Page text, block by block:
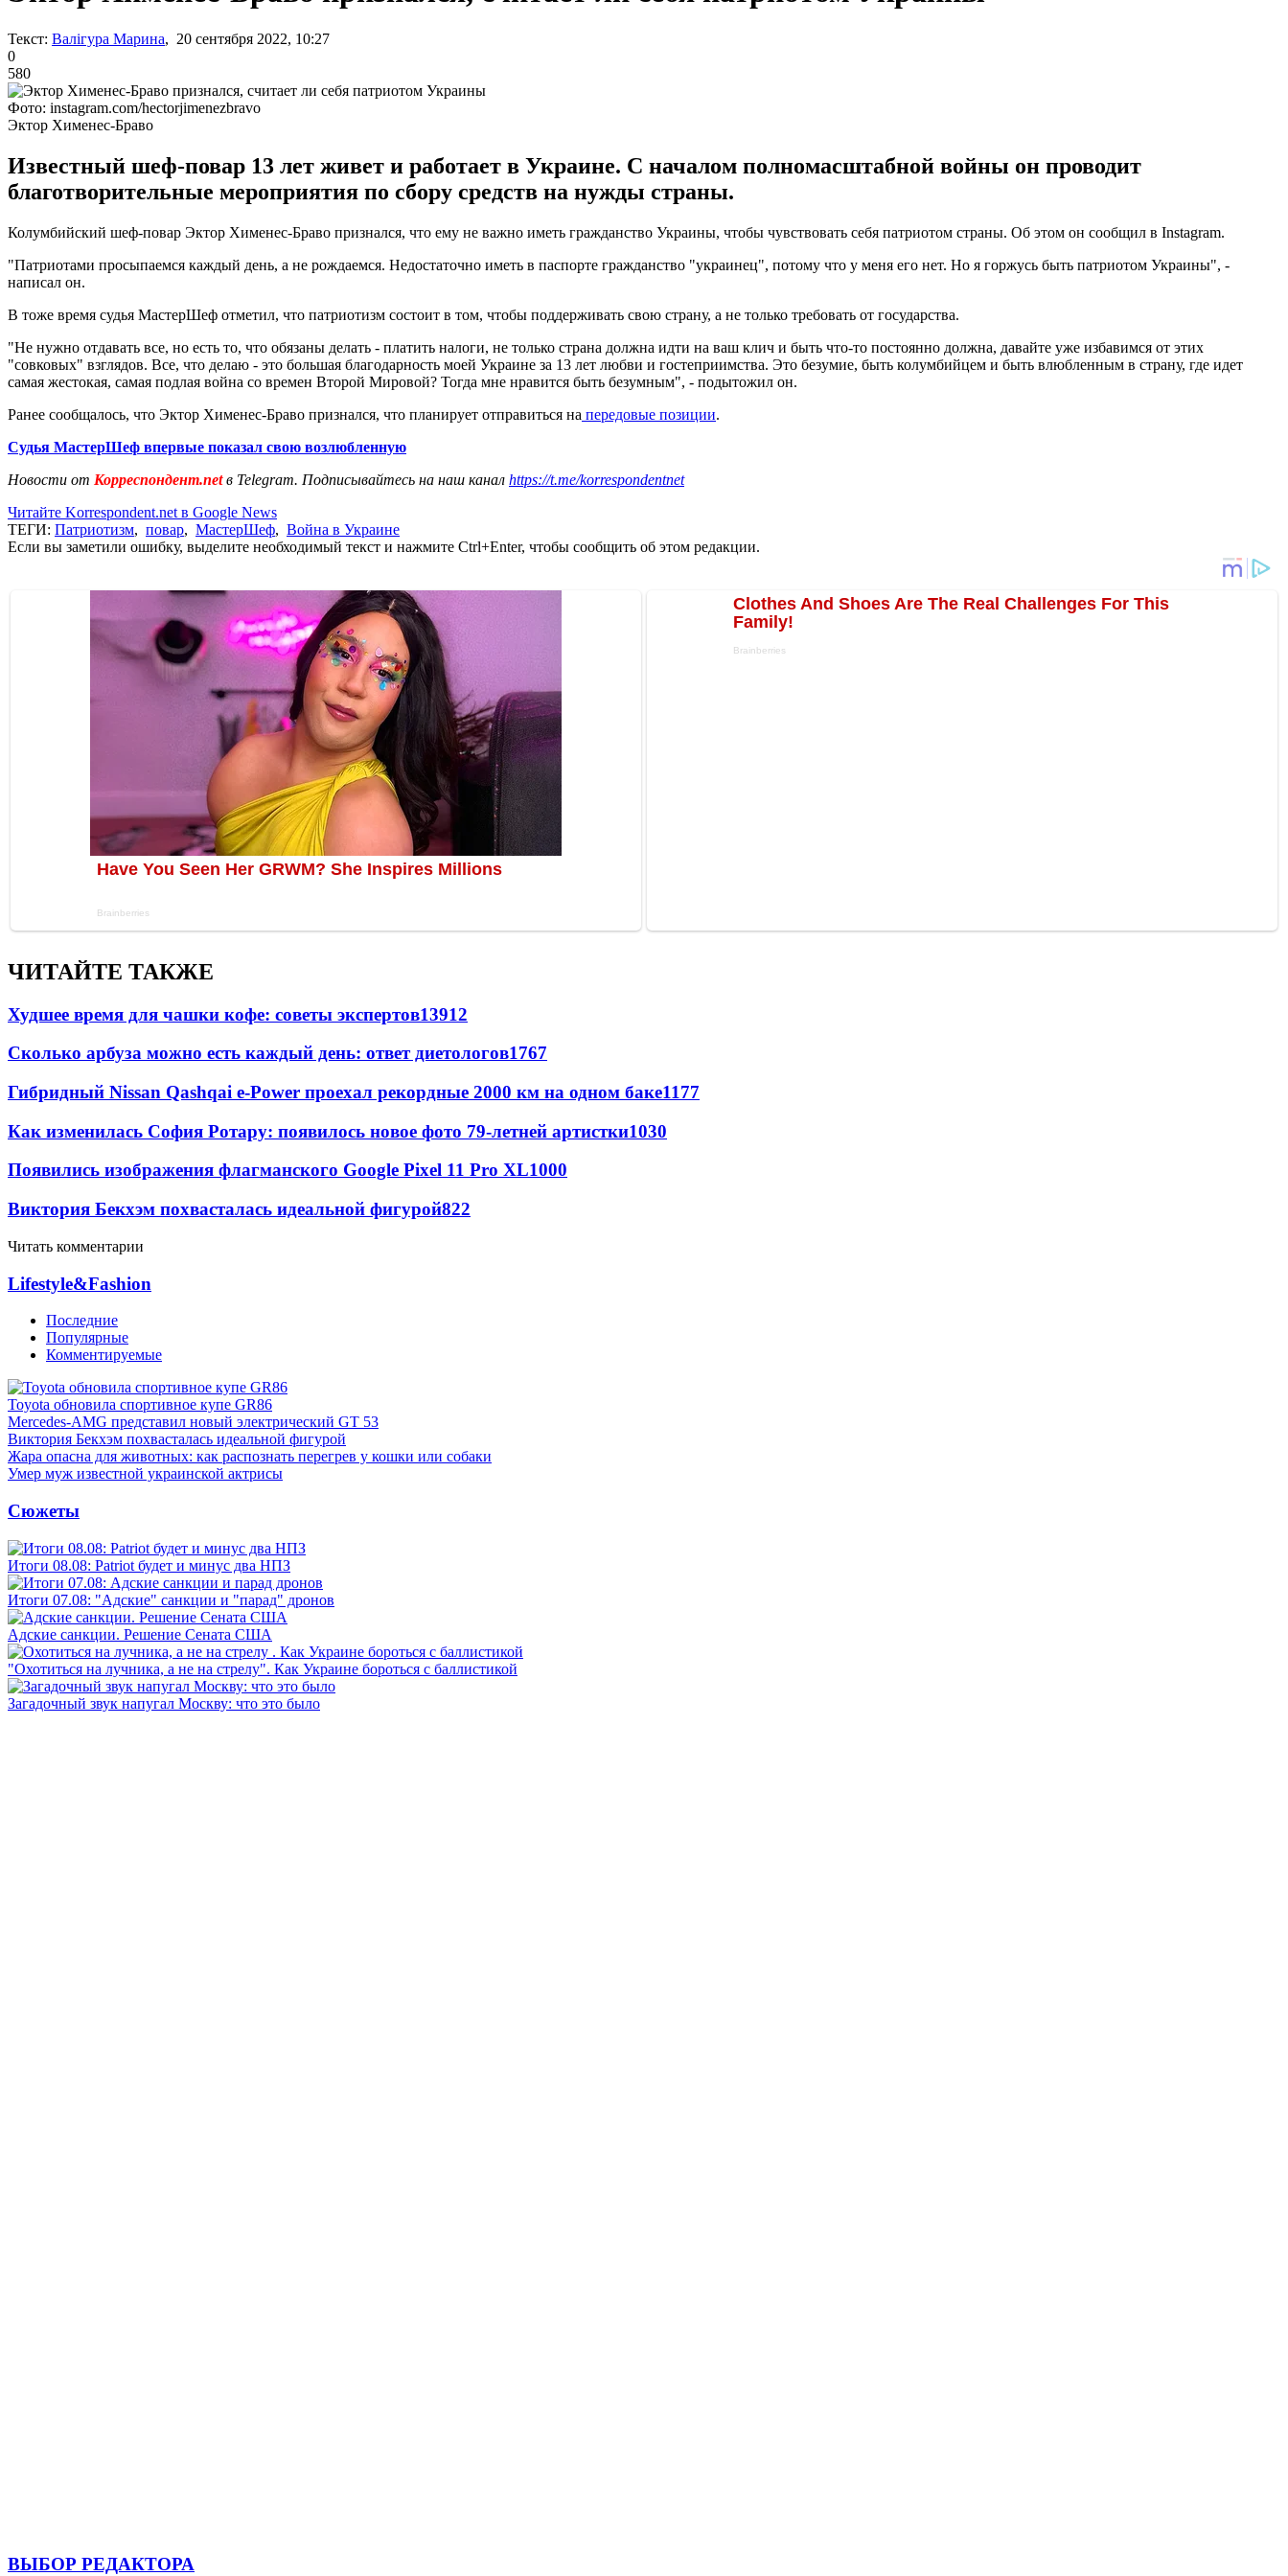
Текст: Валігура Марина, 20 сентября 2022, 10:27
0
580
Фото: instagram.com/hectorjimenezbravo
Эктор Хименес-Браво
Известный шеф-повар 13 лет живет и работает в Украине. С началом полномасштабной войны он проводит
благотворительные мероприятия по сбору средств на нужды страны.
Колумбийский шеф-повар Эктор Хименес-Браво признался, что ему не важно иметь гражданство Украины, чтобы чувствовать себя патриотом страны. Об этом он сообщил в Instagram.
"Патриотами просыпаемся каждый день, а не рождаемся. Недостаточно иметь в паспорте гражданство "украинец", потому что у меня его нет. Но я горжусь быть патриотом Украины", -
написал он.
В тоже время судья МастерШеф отметил, что патриотизм состоит в том, чтобы поддерживать свою страну, а не только требовать от государства.
"Не нужно отдавать все, но есть то, что обязаны делать - платить налоги, не только страна должна идти на ваш клич и быть что-то постоянно должна, давайте уже избавимся от этих
"совковых" взглядов. Все, что делаю - это большая благодарность моей Украине за 13 лет любви и гостеприимства. Это безумие, быть колумбийцем и быть влюбленным в страну, где идет
самая жестокая, самая подлая война со времен Второй Мировой? Тогда мне нравится быть безумным", - подытожил он.
Ранее сообщалось, что Эктор Хименес-Браво признался, что планирует отправиться на передовые позиции.
Судья МастерШеф впервые показал свою возлюбленную
Новости от Корреспондент.netв Telegram. Подписывайтесь на наш канал https://t.me/korrespondentnet
Читайте Korrespondent.net в Google News
ТЕГИ: Патриотизм, повар, МастерШеф, Война в Украине
Если вы заметили ошибку, выделите необходимый текст и нажмите Ctrl+Enter, чтобы сообщить об этом редакции.
ЧИТАЙТЕ ТАКЖЕ
Худшее время для чашки кофе: советы экспертов13912
Сколько арбуза можно есть каждый день: ответ диетологов1767
Гибридный Nissan Qashqai e-Power проехал рекордные 2000 км на одном баке1177
Как изменилась София Ротару: появилось новое фото 79-летней артистки1030
Появились изображения флагманского Google Pixel 11 Pro XL1000
Виктория Бекхэм похвасталась идеальной фигурой822
Читать комментарии
Lifestyle&Fashion
Последние
Популярные
Комментируемые
Toyota обновила спортивное купе GR86
Mercedes-AMG представил новый электрический GT 53
Виктория Бекхэм похвасталась идеальной фигурой
Жара опасна для животных: как распознать перегрев у кошки или собаки
Умер муж известной украинской актрисы
Сюжеты
Итоги 08.08: Patriot будет и минус два НПЗ
Итоги 07.08: "Адские" санкции и "парад" дронов
Адские санкции. Решение Сената США
"Охотиться на лучника, а не на стрелу". Как Украине бороться с баллистикой
Загадочный звук напугал Москву: что это было
ВЫБОР РЕДАКТОРА